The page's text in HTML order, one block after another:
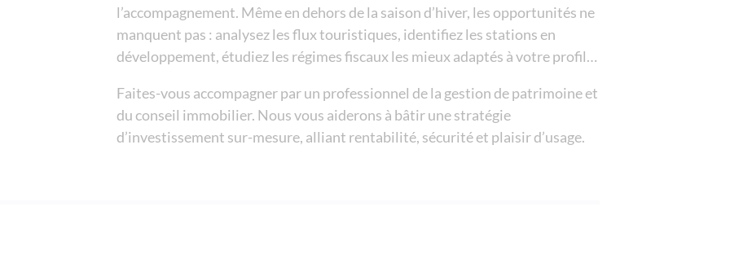
l’accompagnement. Même en dehors de la saison d’hiver, les opportunités ne
manquent pas : analysez les flux touristiques, identifiez les stations en
développement, étudiez les régimes fiscaux les mieux adaptés à votre profil…
Faites-vous accompagner par un professionnel de la gestion de patrimoine et
du conseil immobilier. Nous vous aiderons à bâtir une stratégie
d’investissement sur-mesure, alliant rentabilité, sécurité et plaisir d’usage.